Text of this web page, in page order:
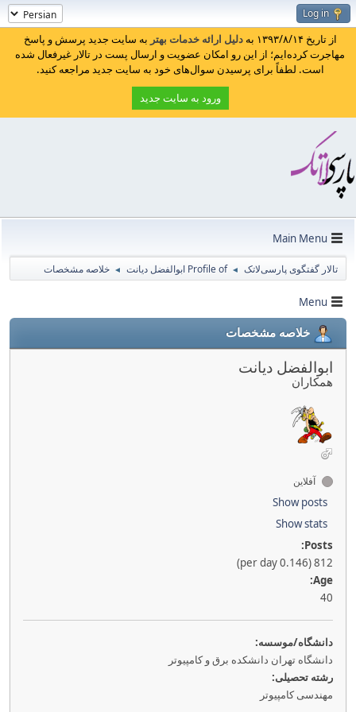
Log in
از تاریخ ۱۳۹۳/۸/۱۴ به دلیل ارائه خدمات بهتر به سایت جدید پرسش و پاسخ
مهاجرت کرده‌ایم؛ از این رو امکان عضویت و ارسال پست در تالار غیرفعال شده
است. لطفاً برای پرسیدن سوال‌های خود به سایت جدید مراجعه کنید.
ورود به سایت جدید
Main Menu
تالار گفتگوی پارسی‌لاتک ◄ Profile of ابوالفضل دیانت ◄ خلاصه مشخصات
Menu
خلاصه مشخصات
ابوالفضل دیانت
همکاران
آفلاین
Show posts
Show stats
Posts:
812 (0.146 per day)
Age:
40
دانشگاه/موسسه:
دانشگاه تهران دانشکده برق و کامپیوتر
رشته تحصیلی:
مهندسی کامپیوتر